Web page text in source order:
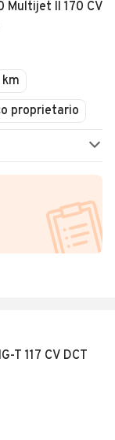
Multijet II 170 CV
proprietario
T 117 CV DCT